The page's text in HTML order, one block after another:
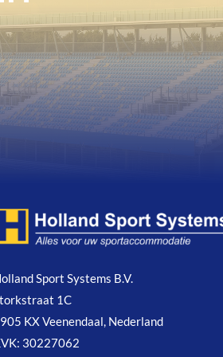
Sport Systems B.V.
1C
KX Veenendaal, Nederland
30227062